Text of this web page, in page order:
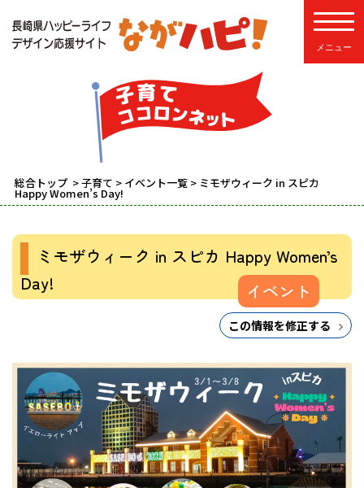
総合トップ >子育て > イベント一覧 > ミモザウィーク in スピカ
Happy Women’s Day!
ミモザウィーク in スピカ Happy Women’s
Day!
イベント
この情報を修正する